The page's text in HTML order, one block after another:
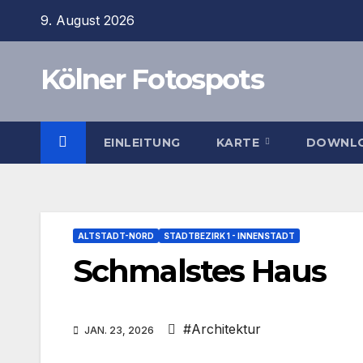
9. August 2026
Kölner Fotospots
EINLEITUNG KARTE
ALTSTADT-NORD STADTBEZIRK 1 - INNENSTADT
Schmalstes Haus
JAN. 23, 2026 #Architektur